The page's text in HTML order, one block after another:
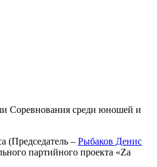
Соревнования среди юношей и
(Председатель – Рыбаков Денис
партийного проекта «Zа